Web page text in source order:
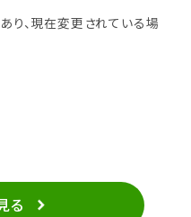
、現在変更されている場
る